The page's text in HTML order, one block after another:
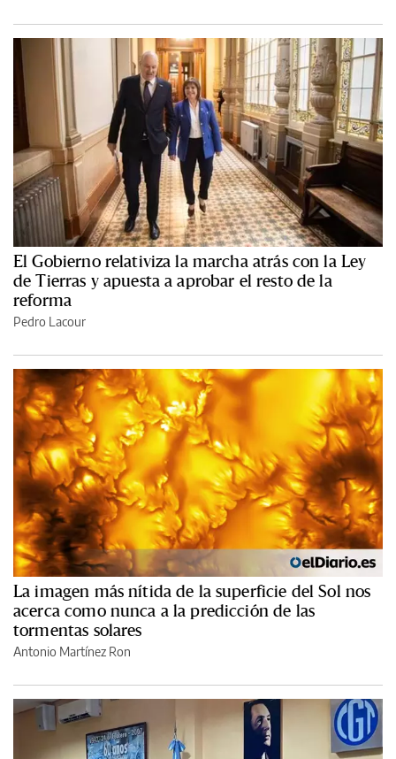
El Gobierno relativiza la marcha atrás con la Ley
de Tierras y apuesta a aprobar el resto de la
reforma
Pedro Lacour
La imagen más nítida de la superficie del Sol nos
acerca como nunca a la predicción de las
tormentas solares
Antonio Martínez Ron